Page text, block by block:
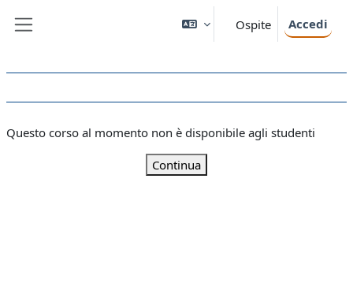
Ospite Accedi
Questo corso al momento non è disponibile agli studenti
Continua